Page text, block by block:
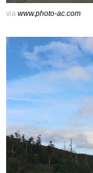
via www.photo-ac.com